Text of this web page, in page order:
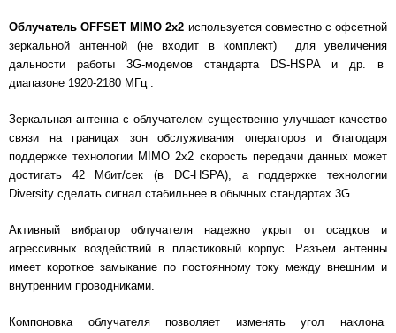
Облучатель OFFSET MIMO 2x2 используется совместно с офсетной
зеркальной антенной (не входит в комплект) для увеличения
дальности работы 3G-модемов стандарта DS-HSPA и др. в
диапазоне 1920-2180 МГц .
Зеркальная антенна с облучателем существенно улучшает качество
связи на границах зон обслуживания операторов и благодаря
поддержке технологии MIMO 2x2 скорость передачи данных может
достигать 42 Мбит/сек (в DC-HSPA), а поддержке технологии
Diversity сделать сигнал стабильнее в обычных стандартах 3G.
Активный вибратор облучателя надежно укрыт от осадков и
агрессивных воздействий в пластиковый корпус. Разъем антенны
имеет короткое замыкание по постоянному току между внешним и
внутренним проводниками.
Компоновка облучателя позволяет изменять угол наклона